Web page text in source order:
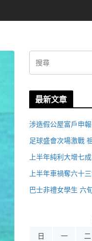
最新文章
涉造假公屋富戶申
足球盛會次場激戰
上半年純利大增七
上半年車禍奪六十
巴士非禮女學生 六
日
一 二